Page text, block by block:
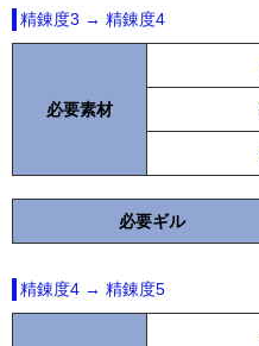
精錬度3 → 精錬度4
必要素材
必要ギル
精錬度4 → 精錬度5